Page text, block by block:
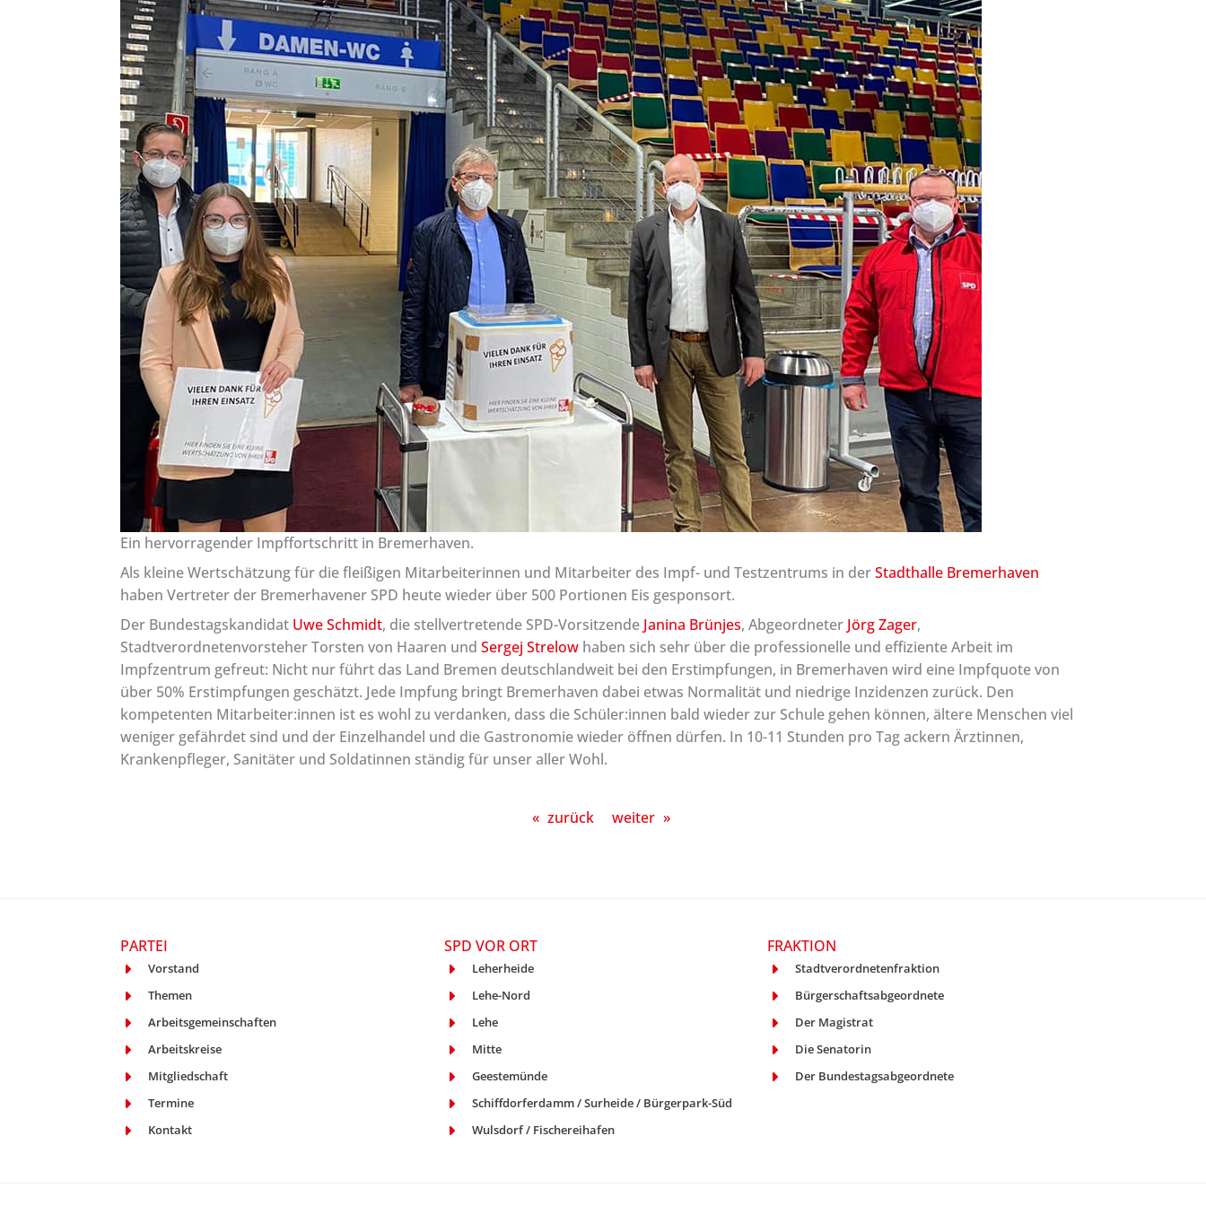
Ein hervorragender Impffortschritt in Bremerhaven.
Als kleine Wertschätzung für die fleißigen Mitarbeiterinnen und Mitarbeiter des Impf- und Testzentrums in derStadthalle Bremerhaven
haben Vertreter der Bremerhavener SPD heute wieder über 500 Portionen Eis gesponsort.
Der Bundestagskandidat Uwe Schmidt, die stellvertretende SPD-Vorsitzende Janina Brünjes, Abgeordneter Jörg Zager,
Stadtverordnetenvorsteher Torsten von Haaren undSergej Strelow haben sich sehr über die professionelle und effiziente Arbeit im
Impfzentrum gefreut: Nicht nur führt das Land Bremen deutschlandweit bei den Erstimpfungen, in Bremerhaven wird eine Impfquote von
über 50% Erstimpfungen geschätzt. Jede Impfung bringt Bremerhaven dabei etwas Normalität und niedrige Inzidenzen zurück. Den
kompetenten Mitarbeiter:innen ist es wohl zu verdanken, dass die Schüler:innen bald wieder zur Schule gehen können, ältere Menschen viel
weniger gefährdet sind und der Einzelhandel und die Gastronomie wieder öffnen dürfen. In 10-11 Stunden pro Tag ackern Ärztinnen,
Krankenpfleger, Sanitäter und Soldatinnen ständig für unser aller Wohl.
« zurück weiter »
PARTEI
Vorstand
Themen
Arbeitsgemeinschaften
Arbeitskreise
Mitgliedschaft
Termine
Kontakt
SPD VOR ORT
Leherheide
Lehe-Nord
Lehe
Mitte
Geestemünde
Schiffdorferdamm / Surheide / Bürgerpark-Süd
Wulsdorf / Fischereihafen
FRAKTION
Stadtverordnetenfraktion
Bürgerschaftsabgeordnete
Der Magistrat
Die Senatorin
Der Bundestagsabgeordnete